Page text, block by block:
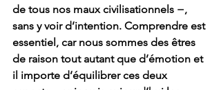
de tous nos maux civilisationnels −,
sans y voir d’intention. Comprendre est
essentiel, car nous sommes des êtres
de raison tout autant que d’émotion et
il importe d’équilibrer ces deux